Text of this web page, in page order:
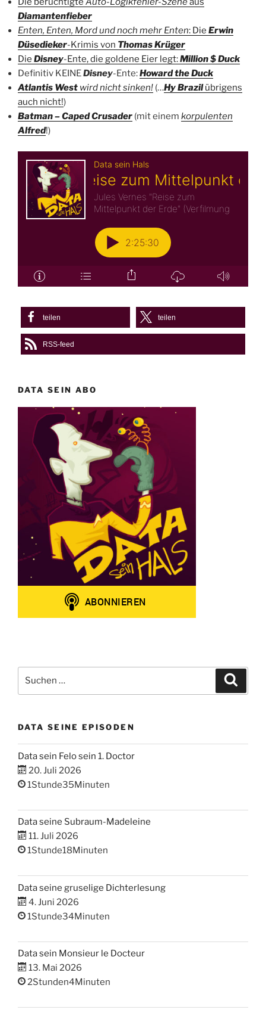
Diamantenfieber
Enten, Enten, Mord und noch mehr Enten: Die Erwin
Düsedieker-Krimis von Thomas Krüger
Die Disney-Ente, die goldene Eier legt:Million $ Duck
Definitiv KEINEDisney-Ente:Howard the Duck
Atlantis West wird nicht sinken! (…Hy Brazilübrigens
auch nicht!)
Batman – Caped Crusader (mit einem korpulenten
Alfred!)
teilen teilen
RSS-feed
DATA SEIN ABO
nach:
DATA SEINE EPISODEN
Data sein Felo sein 1. Doctor
20. Juli 2026
1Stunde35Minuten
Data seine Subraum-Madeleine
11. Juli 2026
1Stunde18Minuten
Data seine gruselige Dichterlesung
4. Juni 2026
1Stunde34Minuten
Data sein Monsieur le Docteur
13. Mai 2026
2Stunden4Minuten